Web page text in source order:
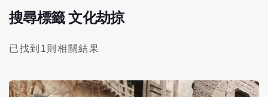
搜尋標籤 文化劫掠
已找到1則相關結果